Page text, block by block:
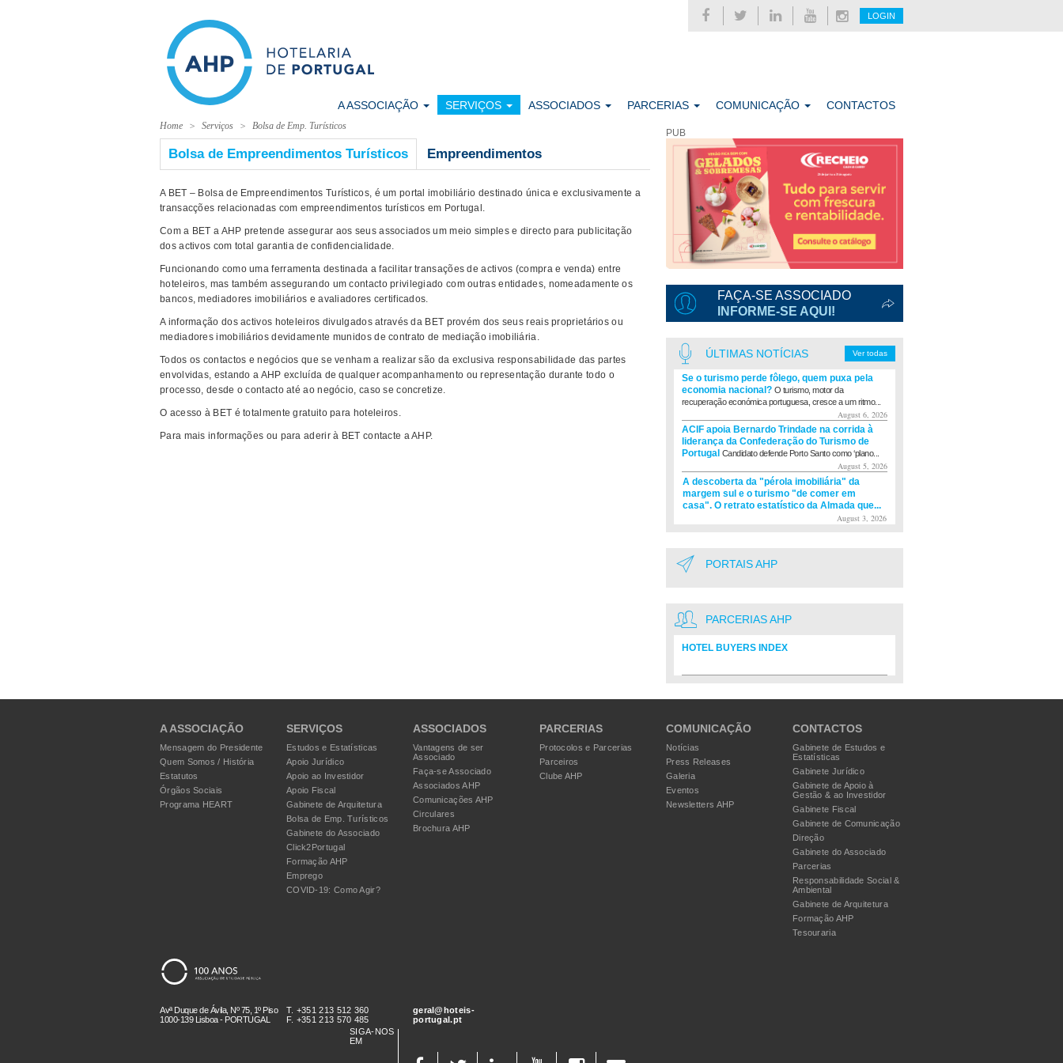
LOGIN
A ASSOCIAÇÃO SERVIÇOS ASSOCIADOS PARCERIAS COMUNICAÇÃO CONTACTOS
Home Serviços Bolsa de Emp. Turísticos
Bolsa de Empreendimentos Turísticos Empreendimentos
A BET – Bolsa de Empreendimentos Turísticos, é um portal imobiliário destinado única e exclusivamente a
transacções relacionadas com empreendimentos turísticos em Portugal.
Com a BET a AHP pretende assegurar aos seus associados um meio simples e directo para publicitação
dos activos com total garantia de confidencialidade.
Funcionando como uma ferramenta destinada a facilitar transações de activos (compra e venda) entre
hoteleiros, mas também assegurando um contacto privilegiado com outras entidades, nomeadamente os
bancos, mediadores imobiliários e avaliadores certificados.
A informação dos activos hoteleiros divulgados através da BET provém dos seus reais proprietários ou
mediadores imobiliários devidamente munidos de contrato de mediação imobiliária.
Todos os contactos e negócios que se venham a realizar são da exclusiva responsabilidade das partes
envolvidas, estando a AHP excluída de qualquer acompanhamento ou representação durante todo o
processo, desde o contacto até ao negócio, caso se concretize.
O acesso à BET é totalmente gratuito para hoteleiros.
Para mais informações ou para aderir à BET contacte a AHP.
PUB
FAÇA-SE ASSOCIADO
INFORME-SE AQUI!
Ver todas
ÚLTIMAS NOTÍCIAS
Se o turismo perde fôlego, quem puxa pela
economia nacional? O turismo, motor da
recuperação económica portuguesa, cresce a um ritmo...
August 6, 2026
ACIF apoia Bernardo Trindade na corrida à
liderança da Confederação do Turismo de
Portugal Candidato defende Porto Santo como ‘plano...
August 5, 2026
A descoberta da "pérola imobiliária" da
margem sul e o turismo "de comer em
casa". O retrato estatístico da Almada que...
August 3, 2026
PORTAIS AHP
PARCERIAS AHP
HOTEL BUYERS INDEX
A ASSOCIAÇÃO
Mensagem do Presidente
Quem Somos / História
Estatutos
Órgãos Sociais
Programa HEART
SERVIÇOS
Estudos e Estatísticas
Apoio Jurídico
Apoio ao Investidor
Apoio Fiscal
Gabinete de Arquitetura
Bolsa de Emp. Turísticos
Gabinete do Associado
Click2Portugal
Formação AHP
Emprego
COVID-19: Como Agir?
ASSOCIADOS
Vantagens de ser
Associado
Faça-se Associado
Associados AHP
Comunicações AHP
Circulares
Brochura AHP
PARCERIAS
Protocolos e Parcerias
Parceiros
Clube AHP
COMUNICAÇÃO
Notícias
Press Releases
Galeria
Eventos
Newsletters AHP
CONTACTOS
Gabinete de Estudos e
Estatísticas
Gabinete Jurídico
Gabinete de Apoio à
Gestão & ao Investidor
Gabinete Fiscal
Gabinete de Comunicação
Direção
Gabinete do Associado
Parcerias
Responsabilidade Social &
Ambiental
Gabinete de Arquitetura
Formação AHP
Tesouraria
Avª Duque de Ávila, Nº 75, 1º Piso
1000-139 Lisboa - PORTUGAL
T. +351 213 512 360
F. +351 213 570 485
geral@hoteis-
portugal.pt
SIGA-NOS
EM